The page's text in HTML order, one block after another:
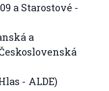
a Starostové -
a
- ALDE)